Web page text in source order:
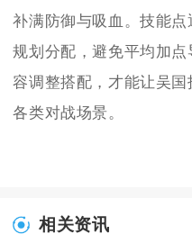
补满防御与吸血。技能
规划分配，避免平均加
容调整搭配，才能让吴
各类对战场景。
相关资讯